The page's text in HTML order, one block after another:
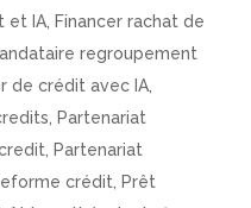
et IA Financer rachat de
regroupement
de crédit avec IA
Partenariat
Partenariat
crédit
Prêt